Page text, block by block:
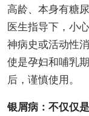
高龄、本身有糖
医生指导下，小
神病史或活动性
使是孕妇和哺乳
后，谨慎使用。
银屑病：不仅仅